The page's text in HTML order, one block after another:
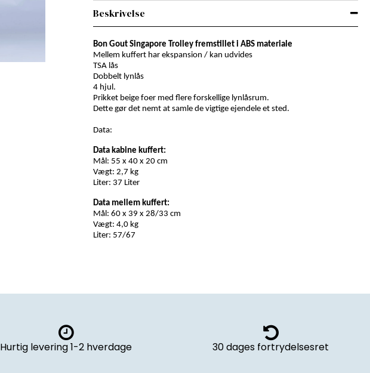
Beskrivelse
Bon Gout Singapore Trolley fremstillet i ABS materiale
Mellem kuffert har ekspansion / kan udvides
TSA lås
Dobbelt lynlås
4 hjul.
Prikket beige foer med flere forskellige lynlåsrum.
Dette gør det nemt at samle de vigtige ejendele et sted.
Data:
Data kabine kuffert:
Mål: 55 x 40 x 20 cm
Vægt: 2,7 kg
Liter: 37 Liter
Data mellem kuffert:
Mål: 60 x 39 x 28/33 cm
Vægt: 4,0 kg
Liter: 57/67
Hurtig levering 1-2 hverdage 30 dages fortrydelsesret